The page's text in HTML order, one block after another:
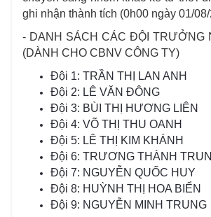
ghi nhận thành tích (0h00 ngày 01/
- DANH SÁCH CÁC ĐỘI TRƯỞNG
(DÀNH CHO CBNV CÔNG TY)
Đội 1: TRẦN THỊ LAN ANH
Đội 2: LÊ VĂN ĐÔNG
Đội 3: BÙI THỊ HƯƠNG LIÊN
Đội 4: VÕ THỊ THU OANH
Đội 5: LÊ THỊ KIM KHÁNH
Đội 6: TRƯƠNG THÀNH
Đội 7: NGUYỄN QUỐC HUY
Đội 8: HUỲNH THỊ HOA BIỂN
Đội 9: NGUYỄN MINH TRUNG